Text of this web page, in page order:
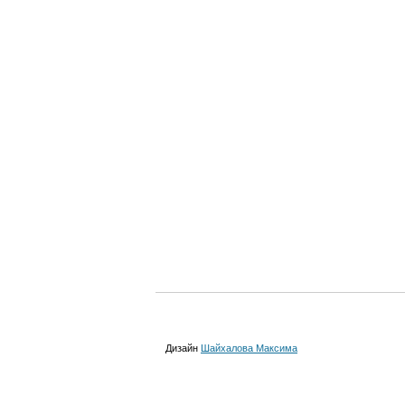
Дизайн Шайхалова Максима